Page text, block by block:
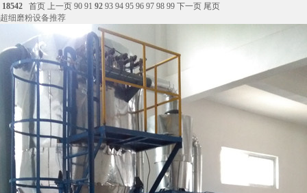
18542
首页 上一页 90 91 92 93 94 95 96 97 98 99 下一页 尾页
超细磨粉设备推荐